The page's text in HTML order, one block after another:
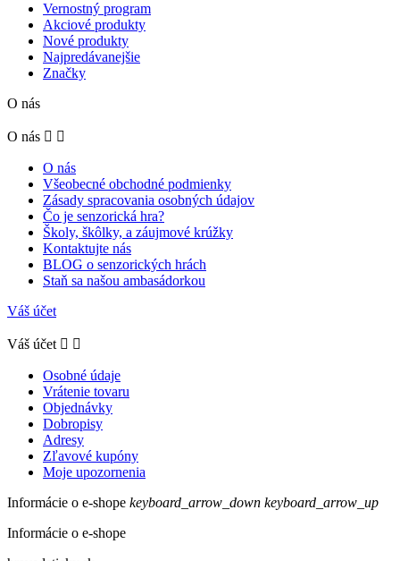
Vernostný program
Akciové produkty
Nové produkty
Najpredávanejšie
Značky
O nás
O nás  
O nás
Všeobecné obchodné podmienky
Zásady spracovania osobných údajov
Čo je senzorická hra?
Školy, škôlky, a záujmové krúžky
Kontaktujte nás
BLOG o senzorických hrách
Staň sa našou ambasádorkou
Váš účet
Váš účet  
Osobné údaje
Vrátenie tovaru
Objednávky
Dobropisy
Adresy
Zľavové kupóny
Moje upozornenia
Informácie o e-shope keyboard_arrow_down keyboard_arrow_up
Informácie o e-shope